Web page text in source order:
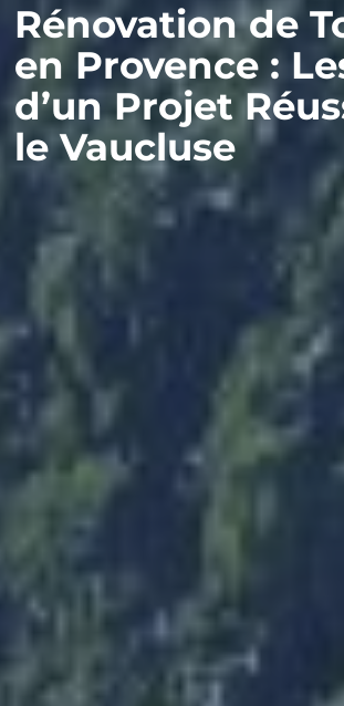
Rénovation de
en Provence :
d’un Projet
le Vaucluse